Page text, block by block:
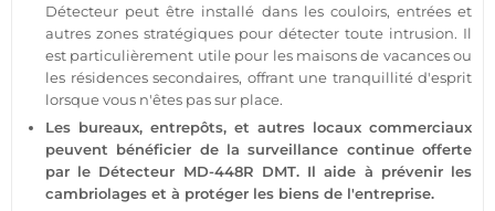
Détecteur peut être installé dans les couloirs, entrées et
autres zones stratégiques pour détecter toute intrusion. Il
est particulièrement utile pour les maisonsde vacances ou
les résidencessecondaires, offrant une tranquillité d'esprit
lorsque vous n'êtes pas sur place.
Les bureaux, entrepôts, et autres locaux commerciaux
peuvent bénéficier de lasurveillance continue offerte
par le Détecteur MD-448R DMT. Il aide à prévenir les
cambriolages et à protéger les biens de l'entreprise.